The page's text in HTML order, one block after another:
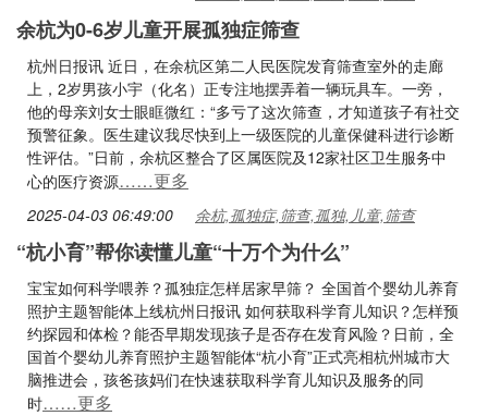
余杭为0-6岁儿童开展孤独症筛查
杭州日报讯 近日，在余杭区第二人民医院发育筛查室外的走廊
上，2岁男孩小宇（化名）正专注地摆弄着一辆玩具车。一旁，
他的母亲刘女士眼眶微红：“多亏了这次筛查，才知道孩子有社交
预警征象。医生建议我尽快到上一级医院的儿童保健科进行诊断
性评估。”日前，余杭区整合了区属医院及12家社区卫生服务中
心的医疗资源……更多
2025-04-03 06:49:00 余杭,孤独症,筛查,孤独,儿童,筛查
“杭小育”帮你读懂儿童“十万个为什么”
宝宝如何科学喂养？孤独症怎样居家早筛？ 全国首个婴幼儿养育
照护主题智能体上线杭州日报讯 如何获取科学育儿知识？怎样预
约探园和体检？能否早期发现孩子是否存在发育风险？日前，全
国首个婴幼儿养育照护主题智能体“杭小育”正式亮相杭州城市大
脑推进会，孩爸孩妈们在快速获取科学育儿知识及服务的同
时……更多